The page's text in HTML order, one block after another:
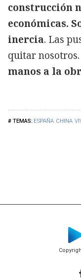
ESPAÑA CHINA
construcción
económicas.
inercia. Las
quitar nosotros.
manos a la